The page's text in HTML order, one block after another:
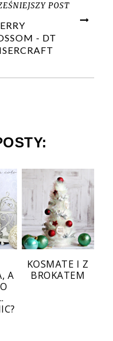
POST
- DT
A
KOSMATE I Z
BROKATEM